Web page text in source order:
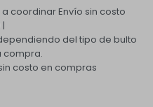
a coordinarEnvío sin costo
del tipo de bulto
compra.
costo en compras